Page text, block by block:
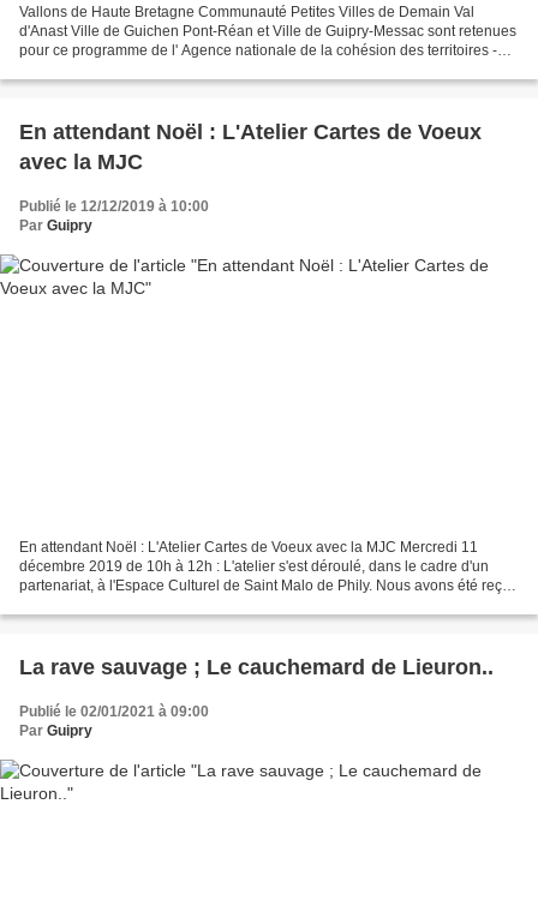
Vallons de Haute Bretagne Communauté Petites Villes de Demain Val
d'Anast Ville de Guichen Pont-Réan et Ville de Guipry-Messac sont retenues
pour ce programme de l' Agence nationale de la cohésion des territoires -
En attendant Noël : L'Atelier Cartes de Voeux
avec la MJC
Publié le 12/12/2019 à 10:00
Par Guipry
En attendant Noël : L'Atelier Cartes de Voeux avec la MJC Mercredi 11
décembre 2019 de 10h à 12h : L'atelier s'est déroulé, dans le cadre d'un
partenariat, à l'Espace Culturel de Saint Malo de Phily. Nous avons été reçu
La rave sauvage ; Le cauchemard de Lieuron..
Publié le 02/01/2021 à 09:00
Par Guipry